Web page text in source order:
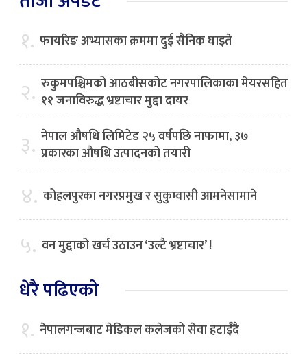
१. फायरिङ अभ्यासका क्रममा दुई सैनिक घाइते
२. रुकुमपश्चिमको आठबीसकोट नगरपालिकाका मेयरसहित
११ जनाविरुद्ध भ्रष्टाचार मुद्दा दायर
३. नेपाल औषधि लिमिटेड २५ वर्षपछि नाफामा, ३७
प्रकारका औषधि उत्पादनको तयारी
४. कोहलपुरका नगरप्रमुख र सुकुम्वासी आमनेसामाने
५. वन मुद्दाको खर्च उठाउन ‘उल्टै भ्रष्टाचार’ !
धेरै पढिएको
१. नेपालगन्जबाट मेडिकल कलेजको सेवा हटाइँदै